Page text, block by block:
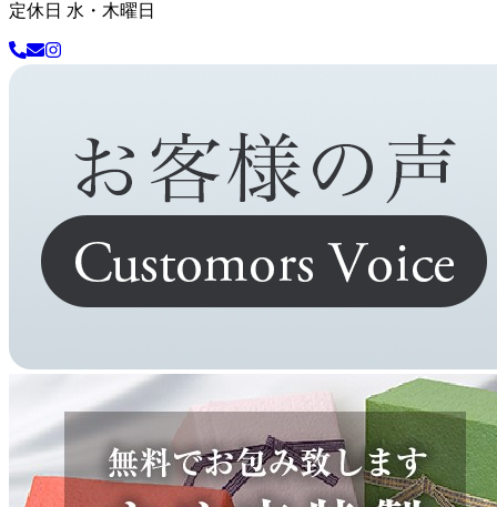
定休日 水・木曜日